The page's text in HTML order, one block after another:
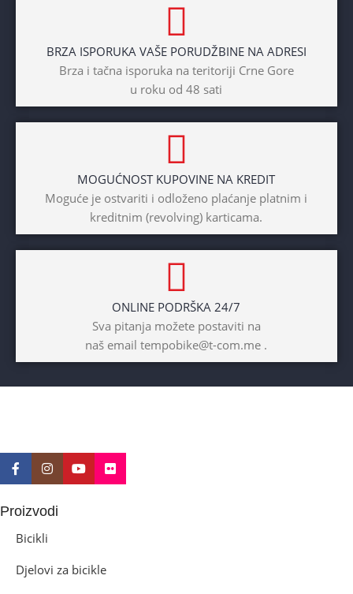
Unisex
BICIKLI-TIP RAMA
Prednji amotrizer
Disk mehanički
BRZA ISPORUKA VAŠE PORUDŽBINE NA ADRESI
Brza i tačna isporuka na teritoriji Crne Gore
u roku od 48 sati
MOGUĆNOST KUPOVINE NA KREDIT
Moguće je ostvariti i odloženo plaćanje platnim i
kreditnim (revolving) karticama.
ONLINE PODRŠKA 24/7
Sva pitanja možete postaviti na
naš email tempobike@t-com.me .
Proizvodi
Bicikli
Djelovi za bicikle